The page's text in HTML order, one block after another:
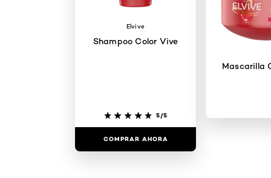
Elvive
Shampoo Color Vive
5/5
COMPRAR AHORA
Mascarilla